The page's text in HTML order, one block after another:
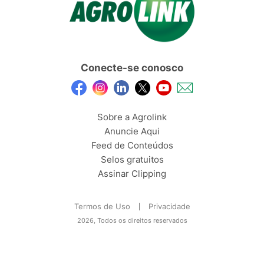
Conecte-se conosco
Sobre a Agrolink
Anuncie Aqui
Feed de Conteúdos
Selos gratuitos
Assinar Clipping
Termos de Uso Privacidade
2026, Todos os direitos reservados